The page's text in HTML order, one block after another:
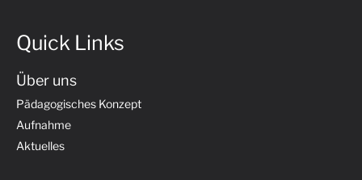
Quick Links
Über uns
Pädagogisches Konzept
Aufnahme
Aktuelles